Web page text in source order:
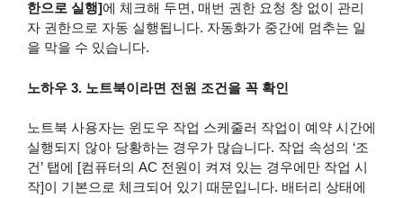
한으로 실행]에 체크해 두면, 매번 권한 요청 창 없이 관리
자 권한으로 자동 실행됩니다. 자동화가 중간에 멈추는 일
을 막을 수 있습니다.
노하우 3. 노트북이라면 전원 조건을 꼭 확인
노트북 사용자는 윈도우 작업 스케줄러 작업이 예약 시간에
실행되지 않아 당황하는 경우가 많습니다. 작업 속성의 ‘조
건’ 탭에 [컴퓨터의 AC 전원이 켜져 있는 경우에만 작업 시
작]이 기본으로 체크되어 있기 때문입니다. 배터리 상태에